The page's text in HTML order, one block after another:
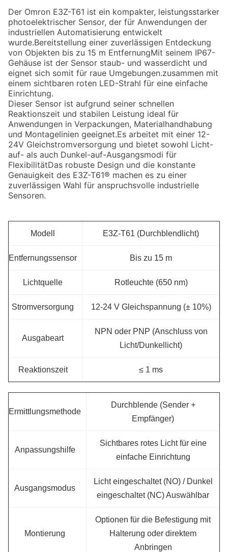
Der Omron E3Z-T61 ist ein kompakter, leistungsstarker
photoelektrischer Sensor, der für Anwendungen der
industriellen Automatisierung entwickelt
wurde.Bereitstellung einer zuverlässigen Entdeckung
von Objekten bis zu 15 m EntfernungMit seinem IP67-
Gehäuse ist der Sensor staub- und wasserdicht und
eignet sich somit für raue Umgebungen.zusammen mit
einem sichtbaren roten LED-Strahl für eine einfache
Einrichtung.
Dieser Sensor ist aufgrund seiner schnellen
Reaktionszeit und stabilen Leistung ideal für
Anwendungen in Verpackungen, Materialhandhabung
und Montagelinien geeignet.Es arbeitet mit einer 12-
24V Gleichstromversorgung und bietet sowohl Licht-
auf- als auch Dunkel-auf-Ausgangsmodi für
FlexibilitätDas robuste Design und die konstante
Genauigkeit des E3Z-T61® machen es zu einer
zuverlässigen Wahl für anspruchsvolle industrielle
Sensoren.
Modell E3Z-T61 (Durchblendlicht)
Entfernungssensor Bis zu 15 m
Lichtquelle Rotleuchte (650 nm)
Stromversorgung 12-24 V Gleichspannung (± 10%)
Ausgabeart
NPN oder PNP (Anschluss von
Licht/Dunkellicht)
Reaktionszeit ≤ 1 ms
Ermittlungsmethode
Durchblende (Sender +
Empfänger)
Anpassungshilfe
Sichtbares rotes Licht für eine
einfache Einrichtung
Ausgangsmodus
Licht eingeschaltet (NO) / Dunkel
eingeschaltet (NC) Auswählbar
Montierung
Optionen für die Befestigung mit
Halterung oder direktem
Anbringen